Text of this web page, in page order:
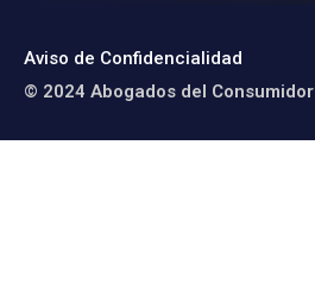
Aviso de Confidencialidad
© 2024 Abogados del Consumidor